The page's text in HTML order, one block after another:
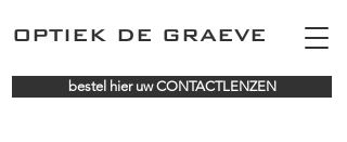
OPTIEK DE GRAEVE
bestel hier uw CONTACTLENZEN